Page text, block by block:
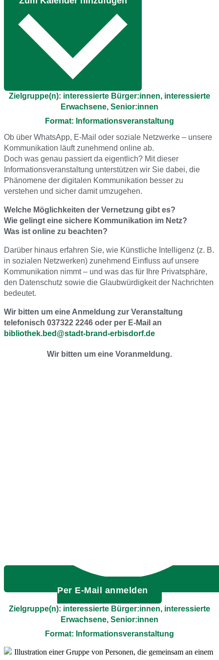
Zielgruppe(n): interessierte Bürger:innen, interessierte
Erwachsene, Senior:innen
Format: Informationsveranstaltung
Ob über WhatsApp, E-Mail oder soziale Netzwerke – unsere
Kommunikation läuft zunehmend online ab.
Doch was genau passiert da eigentlich? Mit dieser
Informationsveranstaltung unterstützen wir Sie dabei, die
Phänomene der digitalen Kommunikation besser zu
verstehen und sicher damit umzugehen.
Welche Möglichkeiten der Vernetzung gibt es?
Wie gelingt eine sichere Kommunikation im Netz?
Was ist online zu beachten?
Darüber hinaus erfahren Sie, wie Künstliche Intelligenz (z. B.
in sozialen Netzwerken) zunehmend Einfluss auf unsere
Kommunikation nimmt – und was das für Ihre Privatsphäre,
den Datenschutz sowie die Glaubwürdigkeit der Nachrichten
bedeutet.
Wir bitten um eine Anmeldung zur Veranstaltung
telefonisch 037322 2246 oder per E-Mail an
bibliothek.bed@stadt-brand-erbisdorf.de
Wir bitten um eine Voranmeldung.
Per E-Mail anmelden
Zielgruppe(n): interessierte Bürger:innen, interessierte
Erwachsene, Senior:innen
Format: Informationsveranstaltung